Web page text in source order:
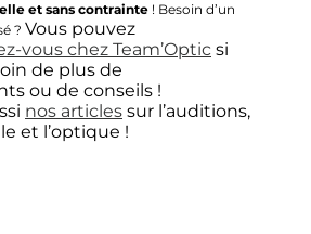
et sans contrainte ! Besoin d’un
? Vous pouvez
vous chez Team’Optic si
de plus de
ou de conseils !
nos articles sur l’auditions,
et l’optique !